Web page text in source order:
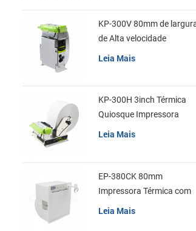
KP-300V 80mm de
de Alta velocidade
Quiosque Impressora
Leia Mais
KP-300H 3inch Térmica
Quiosque Impressora
Módulo de
Leia Mais
EP-380CK 80mm
Impressora Térmica com
Tampa de Bloqueio
Leia Mais